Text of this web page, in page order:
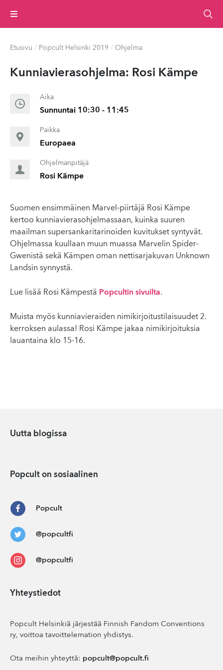
Valikko
Etusivu / Popcult Helsinki 2019 / Ohjelma
Kun­ni­aviera­so­hjel­ma: Rosi Kämpe
Aika
Sunnuntai 10:30 - 11:45
Paikka
Europaea
Ohjelmanpitäjä
Rosi Kämpe
Suomen ensimmäinen Marvel-piirtäjä Rosi Kämpe
kertoo kunniavierasohjelmassaan, kuinka suuren
maailman supersankaritarinoiden kuvitukset syntyvät.
Ohjelmassa kuullaan muun muassa Marvelin Spider-
Gwenistä sekä Kämpen oman nettisarjakuvan Unknown
Landsin synnystä.
Lue lisää Rosi Kämpestä Popcultin sivuilta.
Muista myös kunniavieraiden nimikirjoitustilaisuudet 2.
kerroksen aulassa! Rosi Kämpe jakaa nimikirjoituksia
lauantaina klo 15-16.
Uutta blogissa
Popcult on sosiaalinen
Popcult
@popcultfi
@popcultfi
Yhteystiedot
Popcult Helsinkiä järjestää Finnish Fandom Conventions
ry, voittoa tavoittelemation yhdistys.
Ota meihin yhteyttä: popcult@popcult.fi